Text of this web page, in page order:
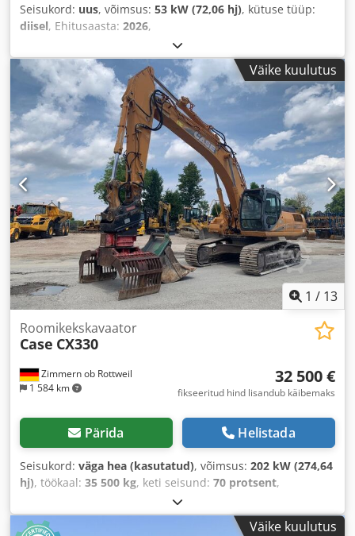
Seisukord: uus, võimsus: 53 kW (72,06 hj), kütuse tüüp:
diisel, Ehitusaasta: 2026,
Väike kuulutus
1 / 13
Zimmern ob Rottweil
1 584 km
Roomikekskavaator
Case CX330
32 500 €
fikseeritud hind lisandub käibemaks
Pärida Helistada
Seisukord: väga hea (kasutatud), võimsus: 202 kW (274,64
hj), töökaal: 35 500 kg, keti seisund: 70 protsent,
, töötunnid:9 139 h
kliimaseade,
Väike kuulutus